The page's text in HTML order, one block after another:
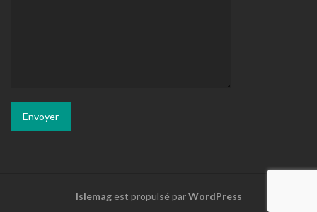
Islemagest propulsé parWordPress